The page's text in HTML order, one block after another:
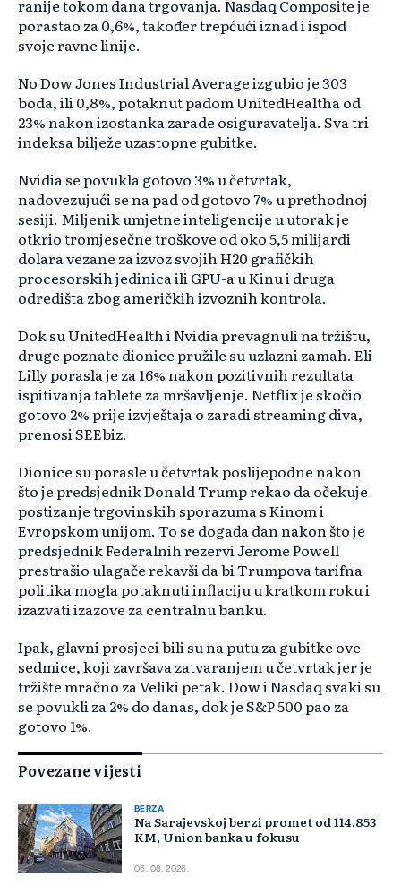
ranije tokom dana trgovanja. Nasdaq Composite je
porastao za 0,6%, također trepćući iznad i ispod
svoje ravne linije.
No Dow Jones Industrial Average izgubio je 303
boda, ili 0,8%, potaknut padom UnitedHealtha od
23% nakon izostanka zarade osiguravatelja. Sva tri
indeksa bilježe uzastopne gubitke.
Nvidia se povukla gotovo 3% u četvrtak,
nadovezujući se na pad od gotovo 7% u prethodnoj
sesiji. Miljenik umjetne inteligencije u utorak je
otkrio tromjesečne troškove od oko 5,5 milijardi
dolara vezane za izvoz svojih H20 grafičkih
procesorskih jedinica ili GPU-a u Kinu i druga
odredišta zbog američkih izvoznih kontrola.
Dok su UnitedHealth i Nvidia prevagnuli na tržištu,
druge poznate dionice pružile su uzlazni zamah. Eli
Lilly porasla je za 16% nakon pozitivnih rezultata
ispitivanja tablete za mršavljenje. Netflix je skočio
gotovo 2% prije izvještaja o zaradi streaming diva,
prenosi SEEbiz.
Dionice su porasle u četvrtak poslijepodne nakon
što je predsjednik Donald Trump rekao da očekuje
postizanje trgovinskih sporazuma s Kinom i
Evropskom unijom. To se događa dan nakon što je
predsjednik Federalnih rezervi Jerome Powell
prestrašio ulagače rekavši da bi Trumpova tarifna
politika mogla potaknuti inflaciju u kratkom roku i
izazvati izazove za centralnu banku.
Ipak, glavni prosjeci bili su na putu za gubitke ove
sedmice, koji završava zatvaranjem u četvrtak jer je
tržište mračno za Veliki petak. Dow i Nasdaq svaki su
se povukli za 2% do danas, dok je S&P 500 pao za
gotovo 1%.
Povezane vijesti
BERZA
Na Sarajevskoj berzi promet od 114.853
KM, Union banka u fokusu
06. 08. 2026.